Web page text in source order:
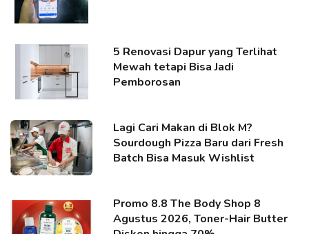
5 Renovasi Dapur yang Terlihat
Mewah tetapi Bisa Jadi
Pemborosan
Lagi Cari Makan di Blok M?
Sourdough Pizza Baru dari Fresh
Batch Bisa Masuk Wishlist
Promo 8.8 The Body Shop 8
Agustus 2026, Toner-Hair Butter